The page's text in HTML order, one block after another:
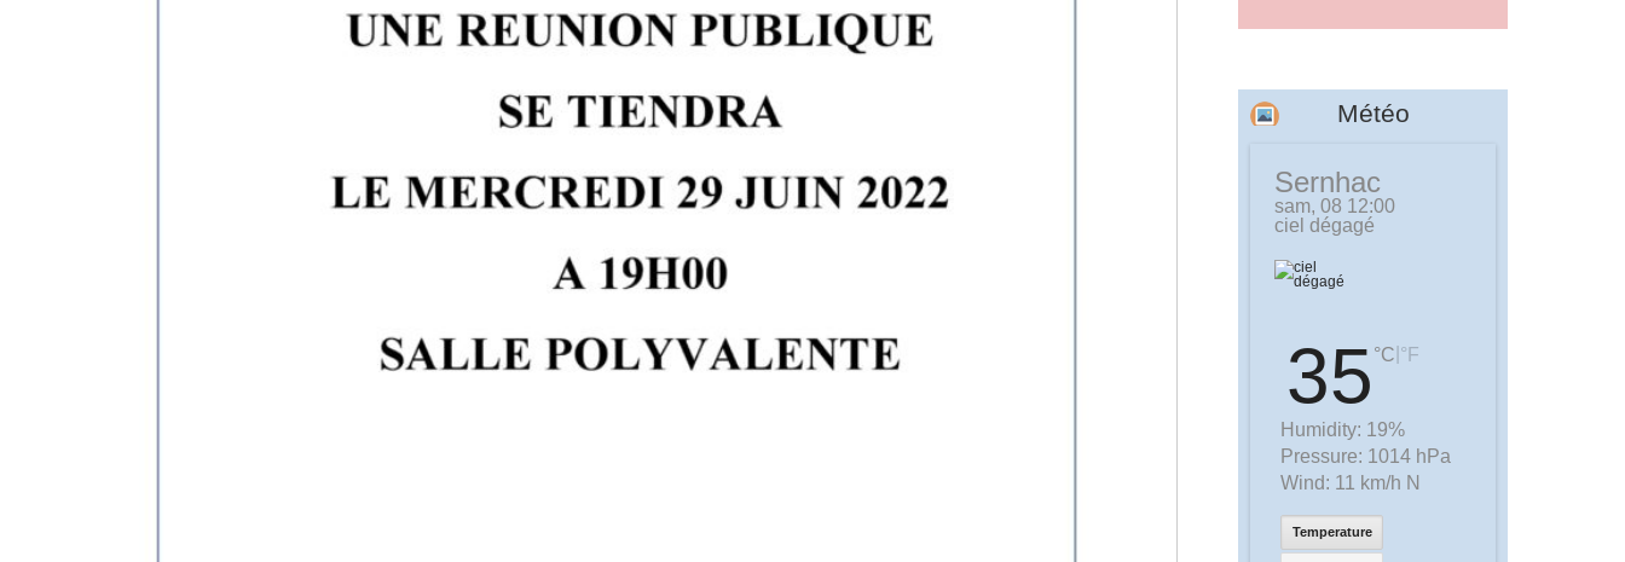
Météo
Sernhac
sam, 08 12:00
ciel dégagé
35 °C °F
Humidity: 19%
Pressure: 1014 hPa
Wind: 11 km/h N
Temperature